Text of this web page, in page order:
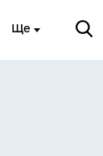
Ще